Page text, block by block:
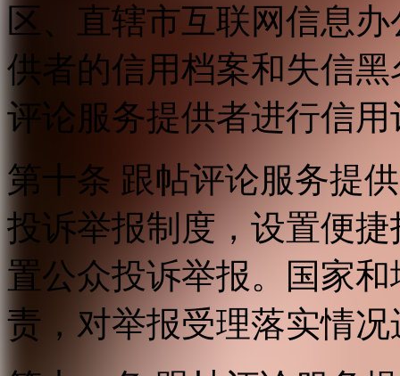
区、直辖市互联网信息
供者的信用档案和失信
评论服务提供者进行信用
第十条 跟帖评论服务提
投诉举报制度，设置便
置公众投诉举报。国家
责，对举报受理落实情